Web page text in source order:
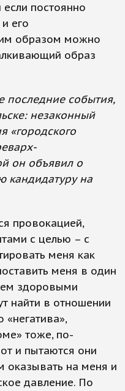
постоянно
его
образом можно
образ
последние события,
незаконный
«городского
он объявил о
кандидатуру на
провокацией,
с целью – с
меня как
меня в один
здоровыми
найти в отношении
тоже, по-
и пытаются они
оказывать на меня и
давление. По